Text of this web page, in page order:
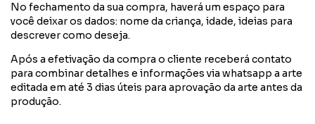
No fechamento da sua compra, haverá um espaço para
você deixar os dados: nome da criança, idade, ideias para
descrever como deseja.
Após a efetivação da compra o cliente receberá contato
para combinar detalhes e informações via whatsapp a arte
editada em até 3 dias úteis para aprovação da arte antes da
produção.